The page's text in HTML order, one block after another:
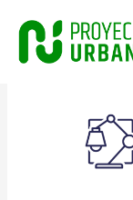
contenido